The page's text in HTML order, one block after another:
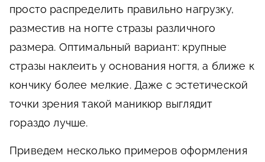
просто распределить правильно нагрузку,
разместив на ногте стразы различного
размера. Оптимальный вариант: крупные
стразы наклеить у основания ногтя, а ближе к
кончику более мелкие. Даже с эстетической
точки зрения такой маникюр выглядит
гораздо лучше.
Приведем несколько примеров оформления